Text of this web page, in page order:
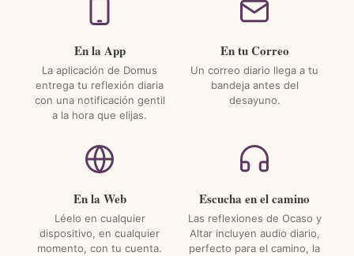
En la App
La aplicación de Domus
entrega tu reflexión diaria
con una notificación gentil
a la hora que elijas.
En tu Correo
Un correo diario llega a tu
bandeja antes del
desayuno.
En la Web
Léelo en cualquier
dispositivo, en cualquier
momento, con tu cuenta.
Escucha en el camino
Las reflexiones de Ocaso y
Altar incluyen audio diario,
perfecto para el camino, la